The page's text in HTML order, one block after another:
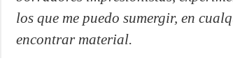
los que me puedo sumergir, en
encontrar material.